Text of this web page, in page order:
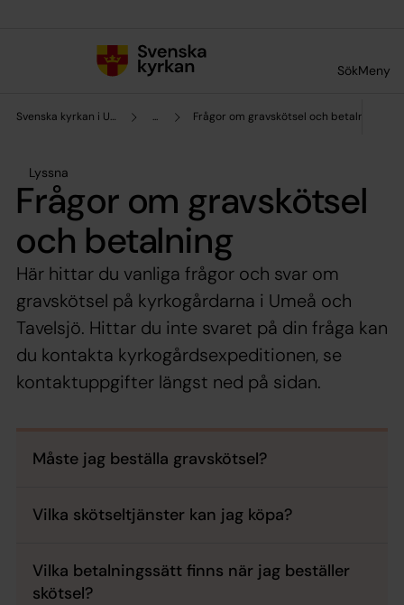
SökMeny
Svenska kyrkan i Umeå ... Frågor om gravskötsel och betalning
Lyssna
Frågor om gravskötsel
och betalning
Här hittar du vanliga frågor och svar om
gravskötsel på kyrkogårdarna i Umeå och
Tavelsjö. Hittar du inte svaret på din fråga kan
du kontakta kyrkogårdsexpeditionen, se
kontaktuppgifter längst ned på sidan.
Måste jag beställa gravskötsel?
Vilka skötseltjänster kan jag köpa?
Vilka betalningssätt finns när jag beställer
skötsel?